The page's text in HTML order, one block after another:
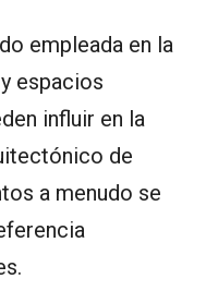
empleada en la
espacios
influir en la
de
a menudo se